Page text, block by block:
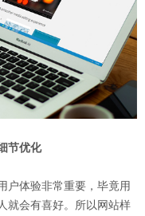
节优化
体验非常重要，毕竟用
就会有喜好。所以网站样